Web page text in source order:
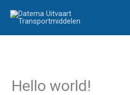
naar
de
Hello world!